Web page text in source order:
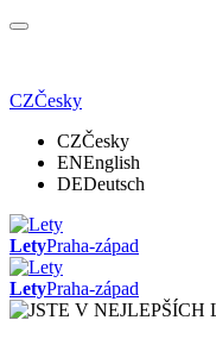
CZČesky
CZČesky
ENEnglish
DEDeutsch
LetyPraha-západ
LetyPraha-západ